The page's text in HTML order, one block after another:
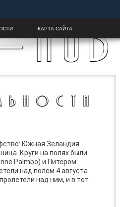
HUB
КАРТА САЙТА
Южная Зеландия.
Круги на полях были
Palmbo) и Питером
над полем 4 августа
над ним, и в тот